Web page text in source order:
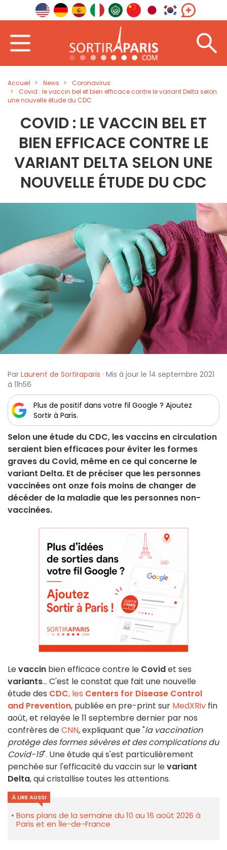
Accueil News
Coronavirus
Covid : le vaccin bel et bien efficace contre le variant Delta selon
une nouvelle étude du CDC
COVID : LE VACCIN BEL ET
BIEN EFFICACE CONTRE LE
VARIANT DELTA SELON UNE
NOUVELLE ÉTUDE DU CDC
Par Laurent de Sortiraparis · Mis à jour le 14 septembre 2021
à 11h56
Plus de positif dans votre fil Google ? Ajoutez
Sortir à Paris.
Selon une étude du CDC, les vaccins en circulation
seraient bien efficaces pour éviter les formes
graves du Covid, même en ce qui concerne le
variant Delta. Et de préciser que les personnes
vaccinées ont onze fois moins de changer de
décéder de la maladie que les personnes non-
vaccinées.
Levaccin bien efficace contre le Covidet ses
variants... C'est le constat que fait une nouvelle
étude des CDC, les Centers for Disease Control
and Prevention, publiée en pre-print sur MedXRiv fin
août, et relayée le 11 septembre dernier par nos
confrères deCNN, expliquant que "la vaccination
protège des formes sévères et des complications du
Covid-19". Une étude qui s'est particulièrement
penchée sur l'efficacité du vaccin sur levariant
Delta, qui cristallise toutes les attentions.
À LIRE AUSSI
Bons plans de la semaine du 10 au 16 août 2026 à
Paris et en Île-de-France